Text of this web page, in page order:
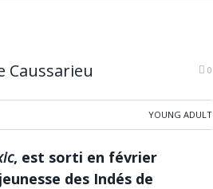
Caussarieu 0
YOUNG ADULT
, est sorti en février
des Indés de